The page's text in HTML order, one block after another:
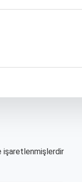
işaretlenmişlerdir